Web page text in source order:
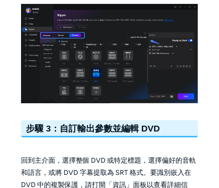
步驟 3：自訂輸出參數並編輯 DVD
回到主介面，選擇整個 DVD 或特定標題，選擇偏好的音軌
和語言，或將 DVD 字幕提取為 SRT 格式。要識別嵌入在
DVD 中的複製保護，請打開「資訊」面板以查看詳細信